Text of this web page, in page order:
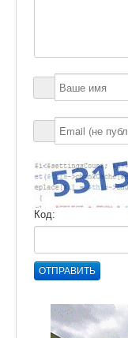
Код:
ОТПРАВИТЬ